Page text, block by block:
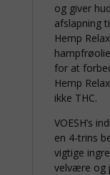
og giver
afslapning
Hemp
for at
Hemp
ikke THC.
VOESH’s
en 4-trins
vigtige
velvære og